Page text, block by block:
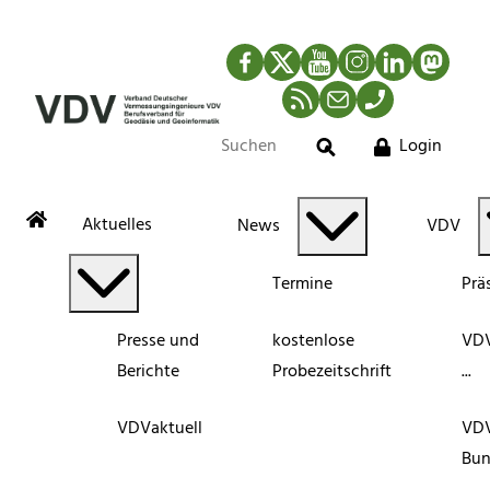
Facebook
TwitterYouTubeInstagram
LinkedIn
RSS-Newsfeed
MailTelefon
Suche
Login
Aktuelles
Presse und
Berichte
VDVaktuell
News
Termine
kostenlose
Probezeitschrift
VDV
...